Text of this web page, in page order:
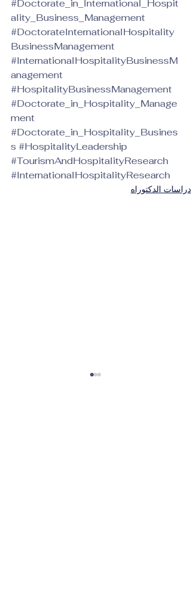
#Doctorate_in_International_Hospit
ality_Business_Management
#DoctorateInternationalHospitality
BusinessManagement
#InternationalHospitalityBusinessM
anagement
#HospitalityBusinessManagement
#Doctorate_in_Hospitality_Manage
ment
#Doctorate_in_Hospitality_Busines
s #HospitalityLeadership
#TourismAndHospitalityResearch
#InternationalHospitalityResearch
دراسات الدكتوراه